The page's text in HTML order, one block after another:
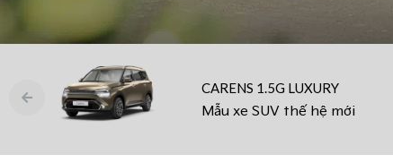
CARENS 1.5G LUXURY
Mẫu xe SUV thế hệ mới